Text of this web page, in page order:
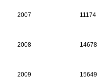
2007 11174
2008 14678
2009 15649